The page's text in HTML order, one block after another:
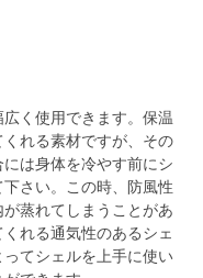
く使用できます。保温
れる素材ですが、その
は身体を冷やす前にシ
さい。この時、防風性
蒸れてしまうことがあ
れる通気性のあるシェ
てシェルを上手に使い